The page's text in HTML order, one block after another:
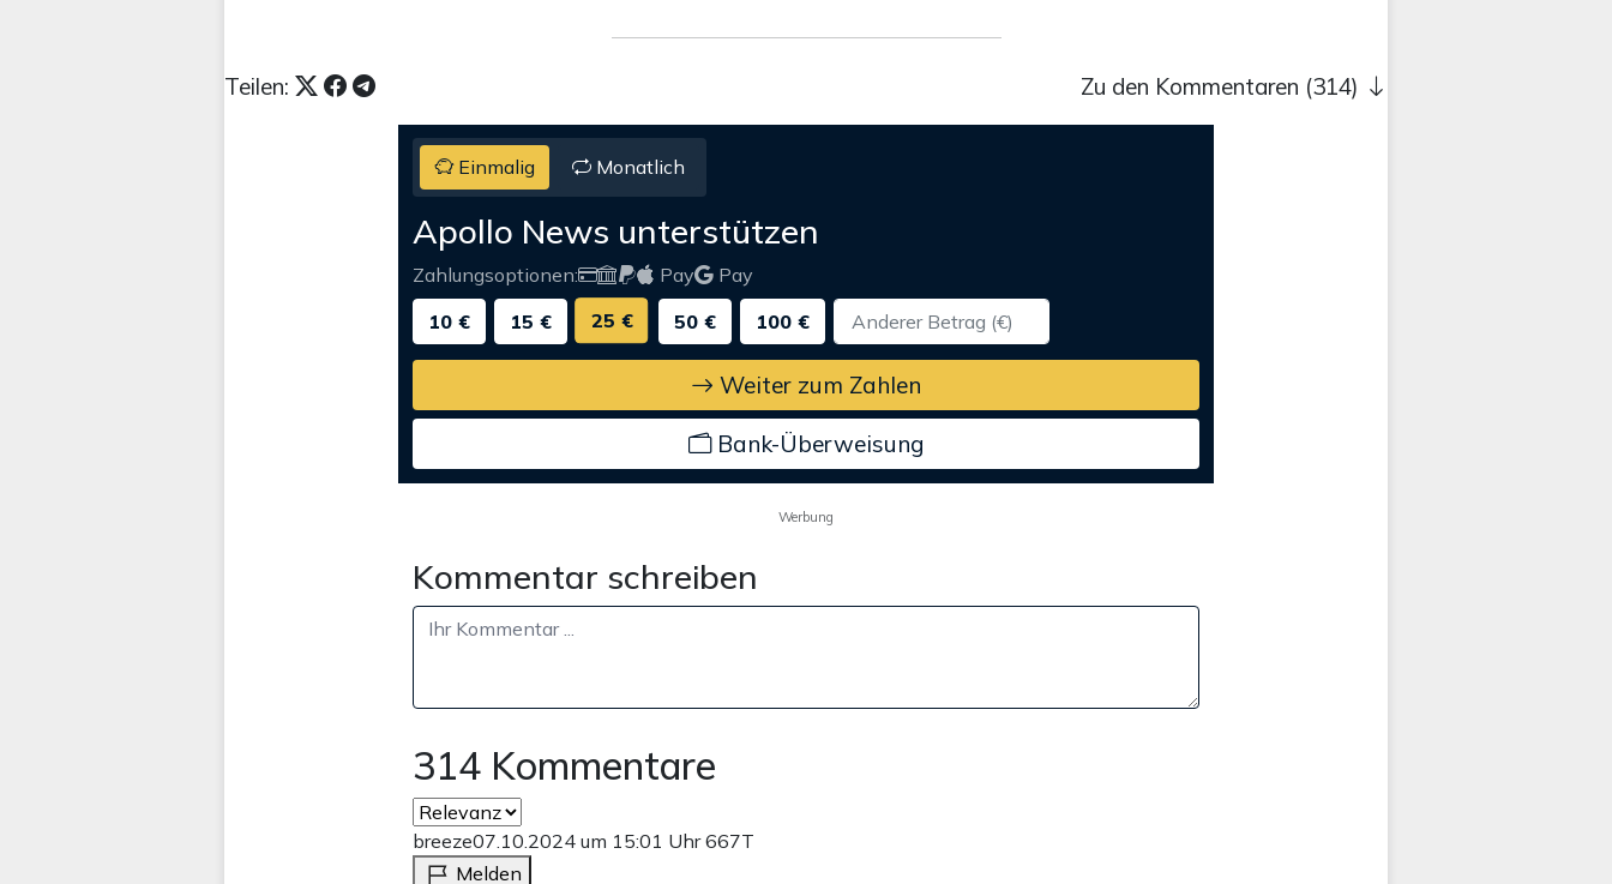
Teilen: Zu den Kommentaren (314)
Einmalig Monatlich
Apollo News unterstützen
Zahlungsoptionen: Pay
Pay
10 €
15 € 25 € 50 € 100 €
Weiter zum Zahlen
Bank-Überweisung
Werbung
Kommentar schreiben
314 Kommentare
breeze07.10.2024 um 15:01 Uhr667T
Melden